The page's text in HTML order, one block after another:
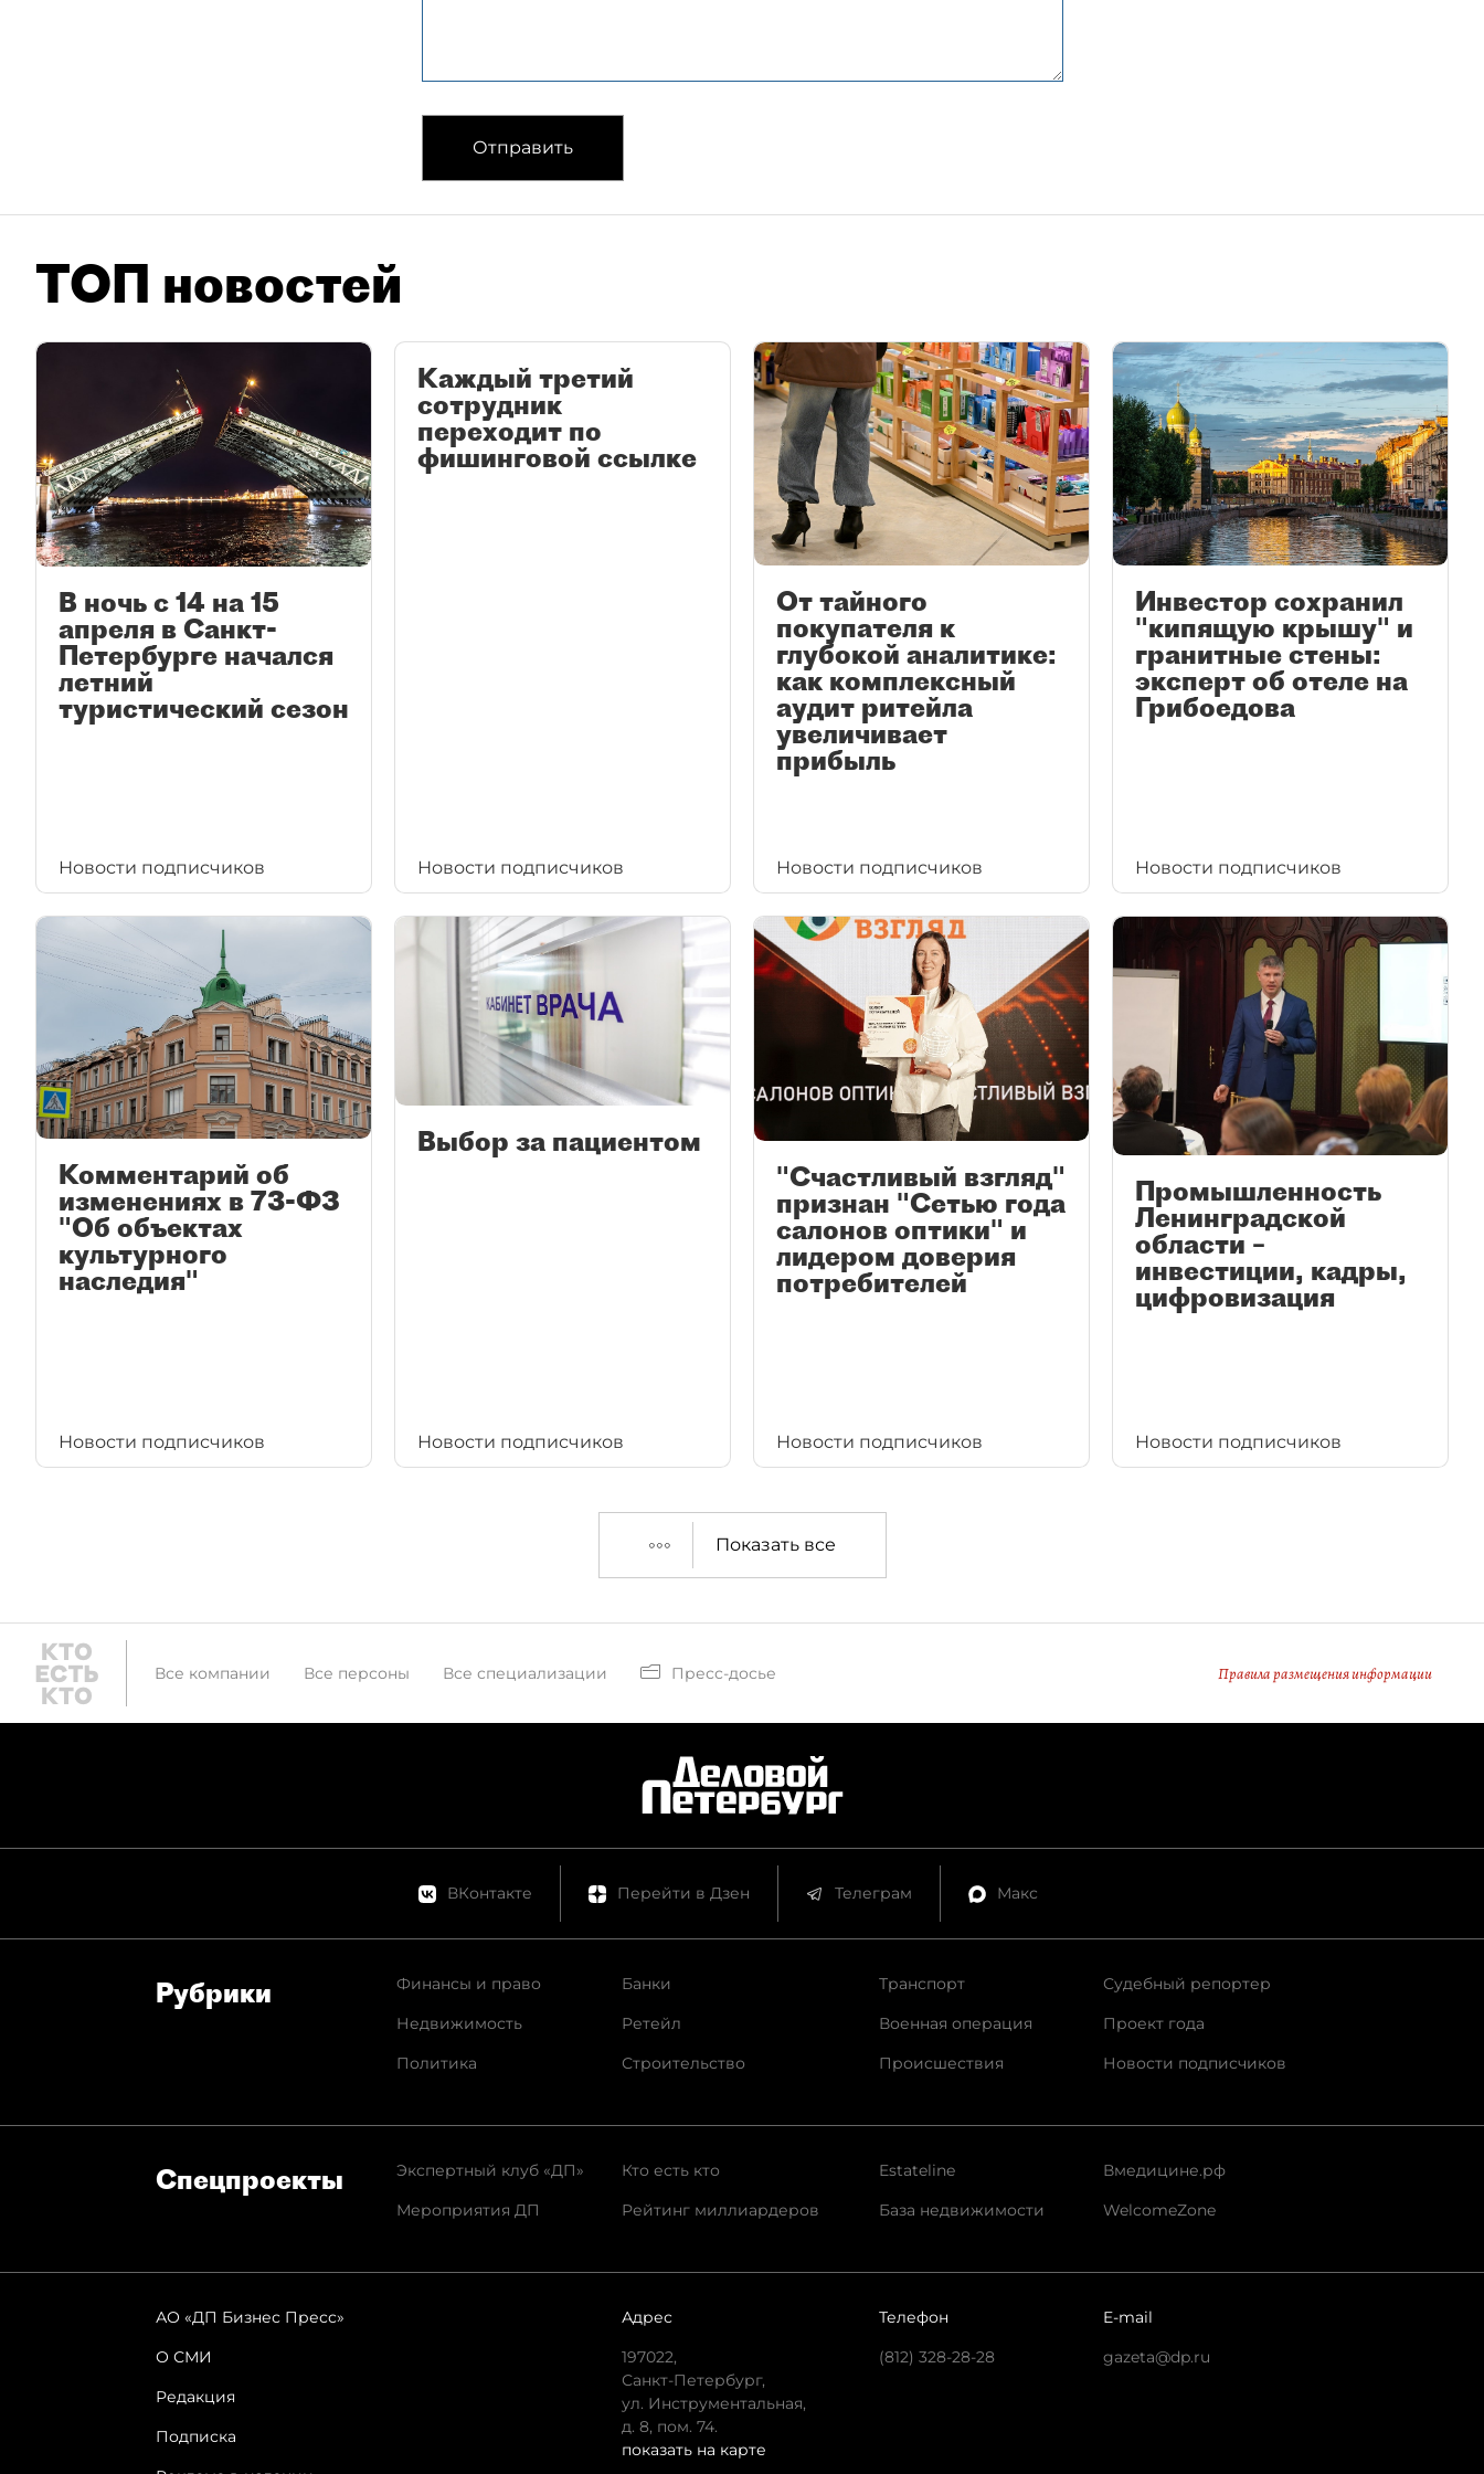
Отправить
ТОП новостей
В ночь с 14 на 15
апреля в Санкт-
Петербурге начался
летний
туристический сезон
Новости подписчиков
Каждый третий
сотрудник
переходит по
фишинговой ссылке
Новости подписчиков
От тайного
покупателя к
глубокой аналитике:
как комплексный
аудит ритейла
увеличивает
прибыль
Новости подписчиков
Инвестор сохранил
"кипящую крышу" и
гранитные стены:
эксперт об отеле на
Грибоедова
Новости подписчиков
Комментарий об
изменениях в 73-ФЗ
"Об объектах
культурного
наследия"
Новости подписчиков
Выбор за пациентом
Новости подписчиков
"Счастливый взгляд"
признан "Сетью года
салонов оптики" и
лидером доверия
потребителей
Новости подписчиков
Промышленность
Ленинградской
области –
инвестиции, кадры,
цифровизация
Новости подписчиков
Показать все
Все компании Все персоны Все специализации Пресс-досье Правила размещения информации
ВКонтакте Перейти в Дзен Телеграм Макс
Рубрики
Финансы и право
Недвижимость
Политика
Банки
Ретейл
Строительство
Транспорт
Военная операция
Происшествия
Судебный репортер
Проект года
Новости подписчиков
Спец­проекты
Экспертный клуб «ДП»
Мероприятия ДП
Кто есть кто
Рейтинг миллиардеров
Estateline
База недвижимости
Вмедицине.рф
WelcomeZone
АО «ДП Бизнес Пресс»
О СМИ
Редакция
Подписка
Адрес
197022,
Санкт-Петербург,
ул. Инструментальная,
д. 8, пом. 74.
показать на карте
Телефон
(812) 328-28-28
E-mail
gazeta@dp.ru